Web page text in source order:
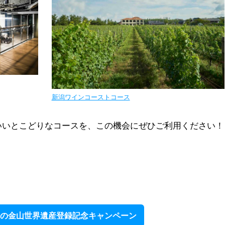
新潟ワインコーストコース
とこどりなコースを、この機会にぜひご利用ください！
金山世界遺産登録記念キャンペーン